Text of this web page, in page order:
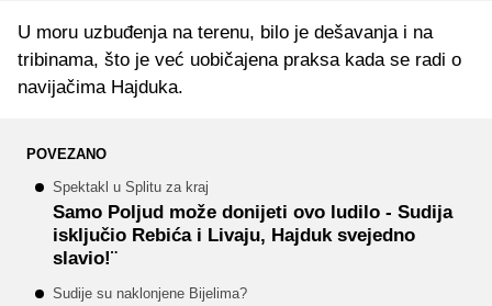
U moru uzbuđenja na terenu, bilo je dešavanja i na
tribinama, što je već uobičajena praksa kada se radi o
navijačima Hajduka.
POVEZANO
Spektakl u Splitu za kraj
Samo Poljud može donijeti ovo ludilo - Sudija
isključio Rebića i Livaju, Hajduk svejedno
slavio!¨
Sudije su naklonjene Bijelima?